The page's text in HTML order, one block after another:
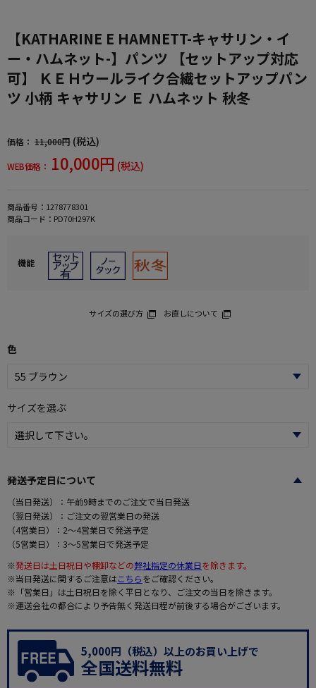
【KATHARINE E HAMNETT-キャサリン・イ
ー・ハムネット-】パンツ 【セットアップ対応
可】 ＫＥＨウールライク合繊セットアップパン
ツ 小柄 キャサリン Ｅ ハムネット 秋冬
価格： 11,000円 (税込)
WEB価格： 10,000円 (税込)
商品番号： 1278778301
商品コード： PD70H297K
機能
サイズの選び方 お直しについて
色
サイズを選ぶ
発送予定日について
（当日発送）：午前9時までのご注文で当日発送
（翌日発送）：ご注文の翌営業日の発送
（4営業日）：2～4営業日で発送予定
（5営業日）：3～5営業日で発送予定
※発送日は土日祝日や棚卸などの弊社指定の休業日を除きます。
※当日発送に関するご注意はこちらをご確認ください。
※「営業日」は土日祝日を除く平日となり、ご注文の当日を除きます。
※運送会社の都合により予告無く発送日程が前後する場合がございます。
5,000円（税込）以上のお買い上げで
全国送料無料